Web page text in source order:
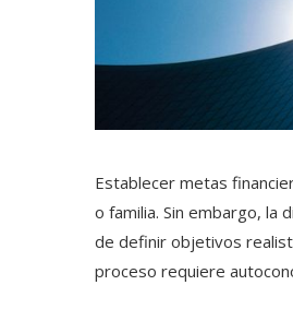
Establecer metas
o familia. Sin embargo, la
de definir objetivos
proceso requiere